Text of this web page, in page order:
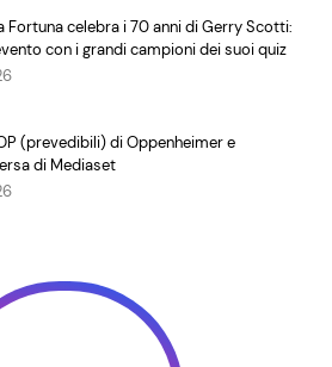
Fortuna celebra i 70 anni di Gerry Scotti:
con i grandi campioni dei suoi quiz
(prevedibili) di Oppenheimer e
di Mediaset